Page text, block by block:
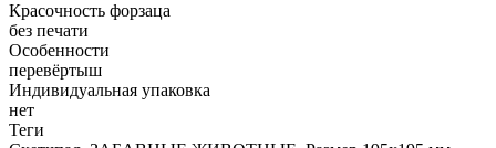
Красочность форзаца
без печати
Особенности
перевёртыш
Индивидуальная упаковка
нет
Теги